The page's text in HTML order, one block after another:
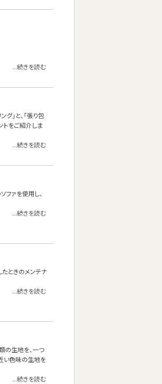
...続きを読む
」と、「張り包
トをご紹介しま
...続きを読む
ァを使用し、
...続きを読む
ときのメンテナ
...続きを読む
の生地を、一つ
い色味の生地を
...続きを読む